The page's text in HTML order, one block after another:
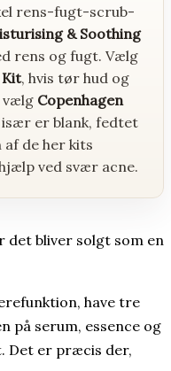
rens-fugt-scrub-
& Soothing
rens og fugt. Vælg
Kit, hvis tør hud og
vælg Copenhagen
især er blank, fedtet
af de her kits
ved svær acne.
det bliver solgt som en
have tre
på serum, essence og
Det er præcis der,